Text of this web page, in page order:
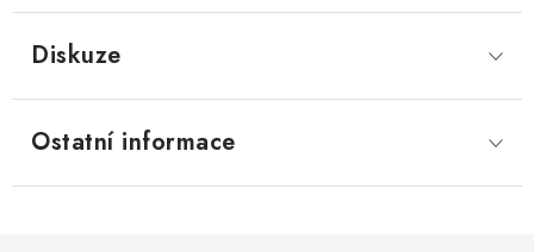
Diskuze
Ostatní informace